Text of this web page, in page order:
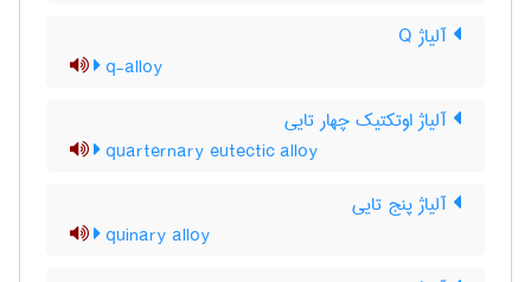
آلیاژ Q
q-alloy
آلیاژ اوتکتیک چهار تایی
quarternary eutectic alloy
آلیاژ پنج تایی
quinary alloy